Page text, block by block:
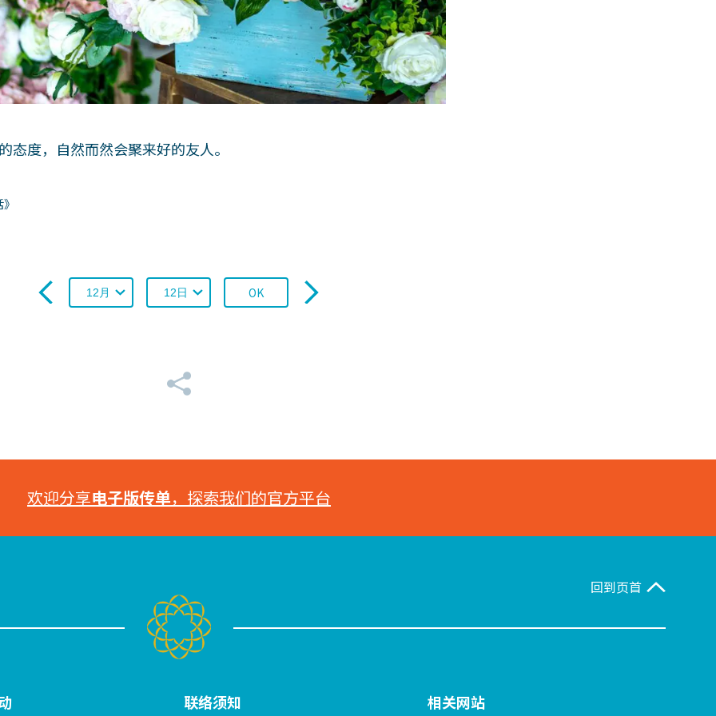
态度，自然而然会聚来好的友人。
OK
欢迎分享电子版传单，探索我们的官方平台
回到页首
联络须知 相关网站